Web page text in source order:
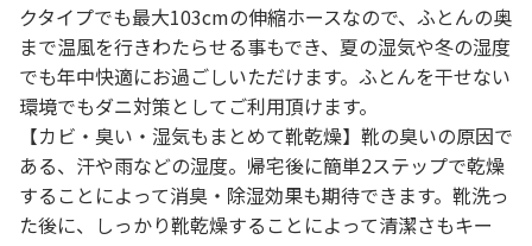
クタイプでも最大103cmの伸縮ホースなので、ふとんの奥
まで温風を行きわたらせる事もでき、夏の湿気や冬の湿度
でも年中快適にお過ごしいただけます。ふとんを干せない
環境でもダニ対策としてご利用頂けます。
【カビ・臭い・湿気もまとめて靴乾燥】靴の臭いの原因で
ある、汗や雨などの湿度。帰宅後に簡単2ステップで乾燥
することによって消臭・除湿効果も期待できます。靴洗っ
た後に、しっかり靴乾燥することによって清潔さもキー